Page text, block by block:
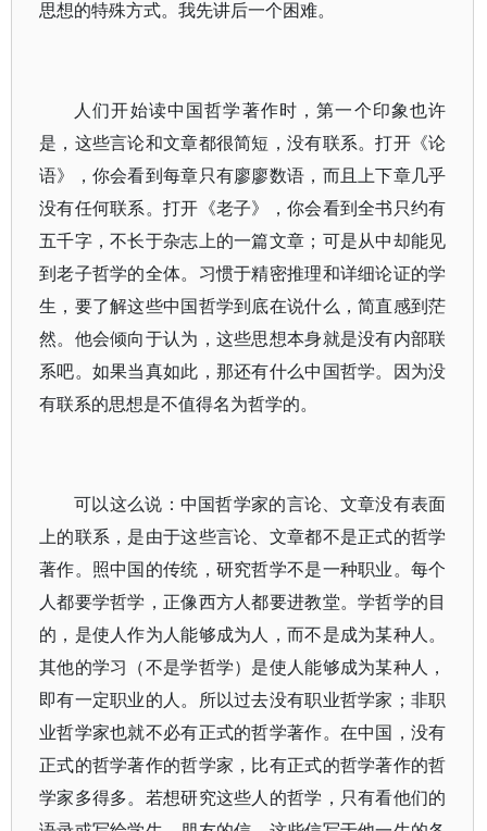
思想的特殊方式。我先讲后一个困难。
人们开始读中国哲学著作时，第一个印象也许
是，这些言论和文章都很简短，没有联系。打开《论
语》，你会看到每章只有廖廖数语，而且上下章几乎
没有任何联系。打开《老子》，你会看到全书只约有
五千字，不长于杂志上的一篇文章；可是从中却能见
到老子哲学的全体。习惯于精密推理和详细论证的学
生，要了解这些中国哲学到底在说什么，简直感到茫
然。他会倾向于认为，这些思想本身就是没有内部联
系吧。如果当真如此，那还有什么中国哲学。因为没
有联系的思想是不值得名为哲学的。
可以这么说：中国哲学家的言论、文章没有表面
上的联系，是由于这些言论、文章都不是正式的哲学
著作。照中国的传统，研究哲学不是一种职业。每个
人都要学哲学，正像西方人都要进教堂。学哲学的目
的，是使人作为人能够成为人，而不是成为某种人。
其他的学习（不是学哲学）是使人能够成为某种人，
即有一定职业的人。所以过去没有职业哲学家；非职
业哲学家也就不必有正式的哲学著作。在中国，没有
正式的哲学著作的哲学家，比有正式的哲学著作的哲
学家多得多。若想研究这些人的哲学，只有看他们的